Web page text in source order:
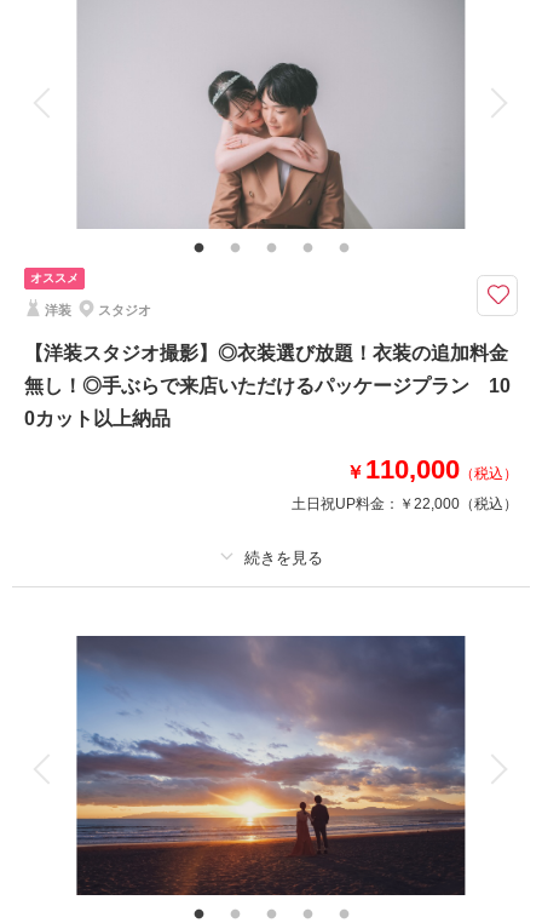
ペットと撮影
動画の作成 豊富なドレス
夜景での撮影
フォト＋会食
チャペルでの撮影
オススメ
洋装 スタジオ
【洋装スタジオ撮影】◎衣装選び放題！衣装の追加料金
無し！◎手ぶらで来店いただけるパッケージプラン 10
0カット以上納品
￥ 110,000 （税込）
土日祝UP料金： ￥22,000 （税込）
アルバム データ 100 カット
衣装追加 会食
家族と撮影 家族用衣装レンタル ペットと撮影
～衣装のグレードアップ料金無料～ ◎必要な物がすべて含まれているパッ
ケージプラン◎シンプルなスタジオで晴れ姿を
プラン内容